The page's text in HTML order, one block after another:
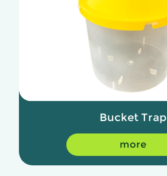
Bucket Trap
more